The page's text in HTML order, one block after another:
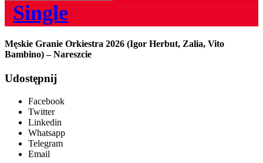
Single
Męskie Granie Orkiestra 2026 (Igor Herbut, Zalia, Vito
Bambino) – Nareszcie
Udostępnij
Facebook
Twitter
Linkedin
Whatsapp
Telegram
Email